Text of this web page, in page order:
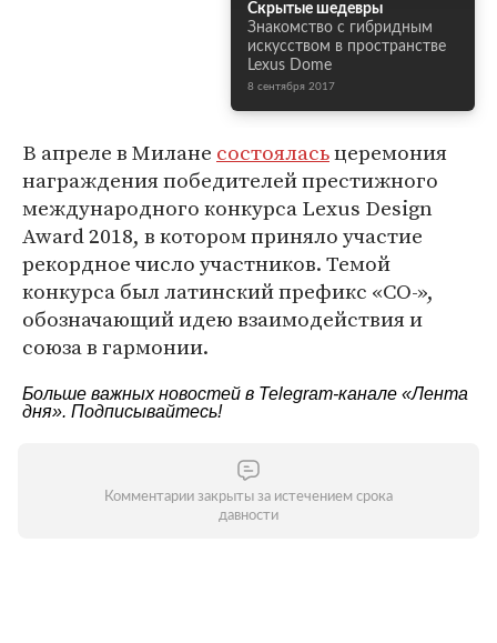
Скрытые шедевры
Знакомство с гибридным
искусством в пространстве
Lexus Dome
8 сентября 2017
В апреле в Милане состояласьцеремония
награждения победителей престижного
международного конкурса Lexus Design
Award 2018, в котором приняло участие
рекордное число участников. Темой
конкурса был латинский префикс «СО-»,
обозначающий идею взаимодействия и
союза в гармонии.
Больше важных новостей в Telegram-канале «Лента
дня». Подписывайтесь!
Комментарии закрыты за истечением срока
давности